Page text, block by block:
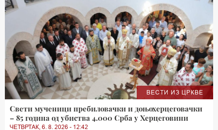
ВЕСТИ ИЗ ЦРКВЕ
Свети мученици пребиловачки и доњохерцеговачки
– 85 година од убиства 4.000 Срба у Херцеговини
ЧЕТВРТАК, 6. 8. 2026 - 12:42